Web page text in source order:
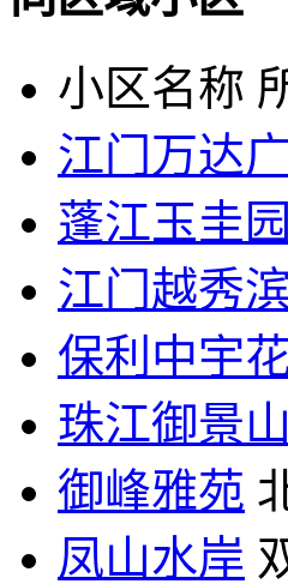
小区名称
江门万达
蓬江玉圭园
江门越秀
保利中宇
珠江御景
御峰雅苑
凤山水岸